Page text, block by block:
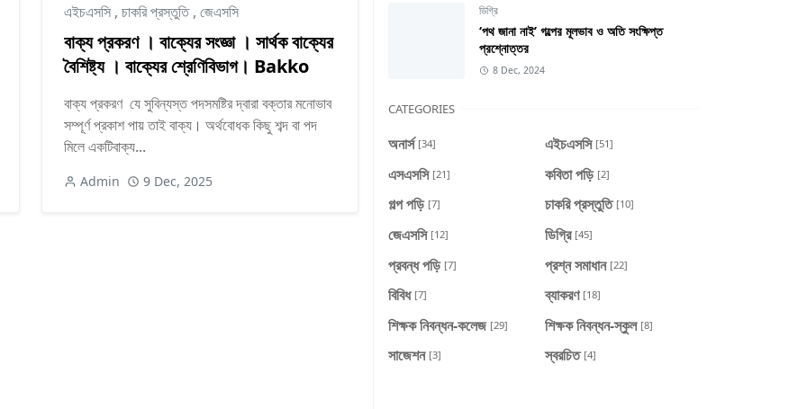
এইচএসসি , চাকরি প্রস্তুতি, জেএসসি
বাক্য প্রকরণ । বাক্যের সংজ্ঞা । সার্থক বাক্যের
বৈশিষ্ট্য । বাক্যের শ্রেণিবিভাগ। Bakko
বাক্য প্রকরণ যে সুবিন্যস্ত পদসমষ্টির দ্বারা বক্তার মনোভাব
সম্পূর্ণ প্রকাশ পায় তাই বাক্য। অর্থবোধক কিছু শব্দ বা পদ
মিলে একটিবাক্য...
Admin 9 Dec, 2025
ডিগ্রি
‘পথ জানা নাই’ গল্পের মূলভাব ও অতি সংক্ষিপ্ত
প্রশ্নোত্তর
8 Dec, 2024
CATEGORIES
অনার্স [34] এইচএসসি [51]
এসএসসি [21] কবিতা পড়ি [2]
গল্প পড়ি [7] চাকরি প্রস্তুতি [10]
জেএসসি [12] ডিগ্রি [45]
প্রবন্ধ পড়ি [7] প্রশ্ন সমাধান [22]
বিবিধ [7] ব্যাকরণ [18]
শিক্ষক নিবন্ধন-কলেজ [29] শিক্ষক নিবন্ধন-স্কুল [8]
সাজেশন [3] স্বরচিত [4]